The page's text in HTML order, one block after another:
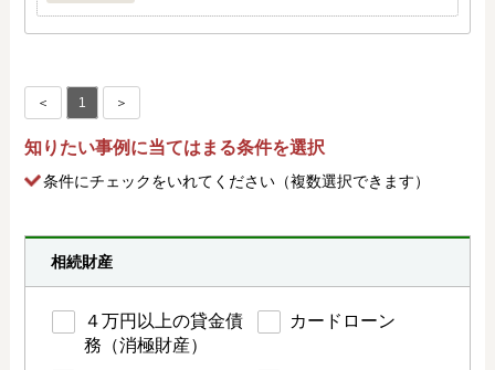
＜ 1 ＞
知りたい事例に当てはまる条件を選択
条件にチェックをいれてください（複数選択できます）
相続財産
４万円以上の貸金債
務（消極財産）
カードローン